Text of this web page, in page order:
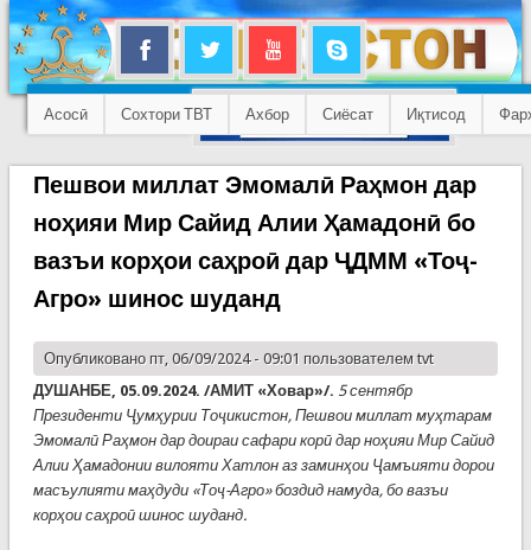
Асосӣ Сохтори ТВТ Ахбор Сиёсат Иқтисод
Пешвои миллат Эмомалӣ Раҳмон дар
ноҳияи Мир Сайид Алии Ҳамадонӣ бо
вазъи корҳои саҳроӣ дар ҶДММ «Тоҷ-
Агро» шинос шуданд
Опубликовано пт, 06/09/2024 - 09:01 пользователем tvt
ДУШАНБЕ, 05.09.2024. /АМИТ «Ховар»/. 5 сентябр
Президенти Ҷумҳурии Тоҷикистон, Пешвои миллат муҳтарам
Эмомалӣ Раҳмон дар доираи сафари корӣ дар ноҳияи Мир Сайид
Алии Ҳамадонии вилояти Хатлон аз заминҳои Ҷамъияти дорои
масъулияти маҳдуди «Тоҷ-Агро» боздид намуда, бо вазъи
корҳои саҳроӣ шинос шуданд.